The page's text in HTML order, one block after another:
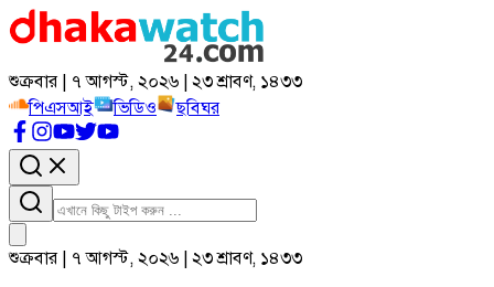
শুক্রবার | ৭ আগস্ট, ২০২৬ | ২৩ শ্রাবণ, ১৪৩৩
পিএসআই
ভিডিও ছবিঘর
শুক্রবার | ৭ আগস্ট, ২০২৬ | ২৩ শ্রাবণ, ১৪৩৩